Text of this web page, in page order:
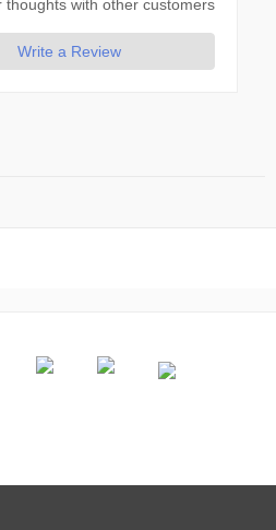
thoughts with other customers
Write a Review